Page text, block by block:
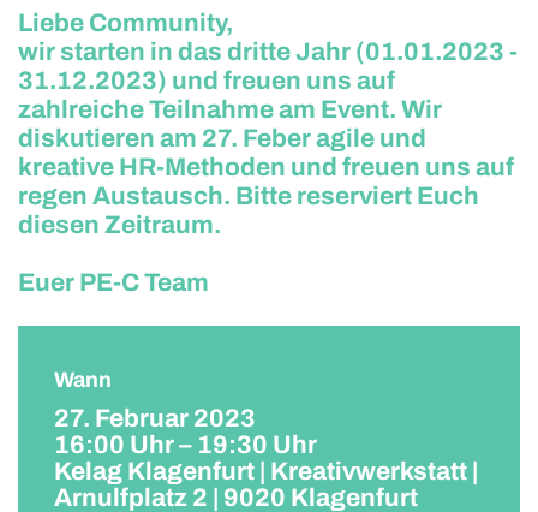
Über uns
Kontakt
Liebe Community,
wir starten in das dritte Jahr (01.01.2023 -
31.12.2023) und freuen uns auf
zahlreiche Teilnahme am Event. Wir
diskutieren am 27. Feber agile und
kreative HR-Methoden und freuen uns auf
regen Austausch. Bitte reserviert Euch
diesen Zeitraum.
Euer PE-C Team
Wann
27. Februar 2023
16:00 Uhr – 19:30 Uhr
Kelag Klagenfurt | Kreativwerkstatt |
Arnulfplatz 2 | 9020 Klagenfurt